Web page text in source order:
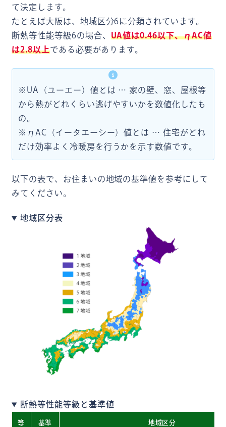
て決定します。
たとえば大阪は、地域区分6に分類されています。
断熱等性能等級6の場合、 UA値は0.46以下、ηAC値
は2.8以上である必要があります。
※UA（ユーエー）値とは … 家の壁、窓、屋根等
から熱がどれくらい逃げやすいかを数値化したも
の。
※ηAC（イータエーシー）値とは … 住宅がどれ
だけ効率よく冷暖房を行うかを示す数値です。
以下の表で、お住まいの地域の基準値を参考にして
みてください。
地域区分表
断熱等性能等級と基準値
等
基準 地域区分